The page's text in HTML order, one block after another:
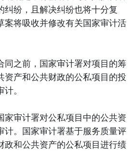
纠纷，且解决纠纷也将十分复
案将吸收并修改有关国家审计活
同之前，国家审计署对项目的筹
资产和公共财政的公私项目的投
。
家审计署对公私项目中的公共资
计。国家审计署基于服务质量评
政和公共资产的公私项目进行绩